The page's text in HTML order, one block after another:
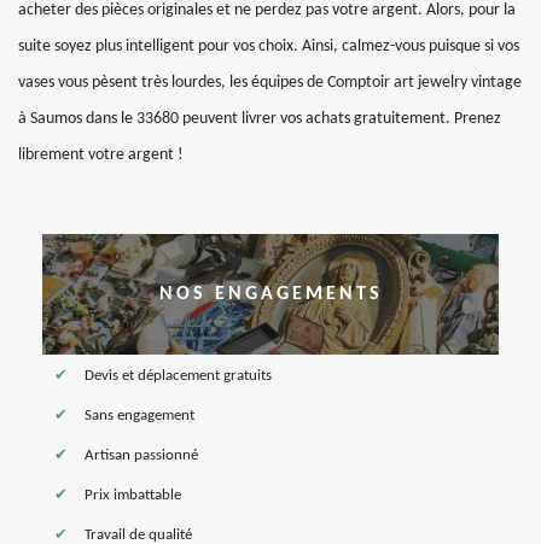
acheter des pièces originales et ne perdez pas votre argent. Alors, pour la
suite soyez plus intelligent pour vos choix. Ainsi, calmez-vous puisque si vos
vases vous pèsent très lourdes, les équipes de Comptoir art jewelry vintage
à Saumos dans le 33680 peuvent livrer vos achats gratuitement. Prenez
librement votre argent !
NOS ENGAGEMENTS
Devis et déplacement gratuits
Sans engagement
Artisan passionné
Prix imbattable
Travail de qualité